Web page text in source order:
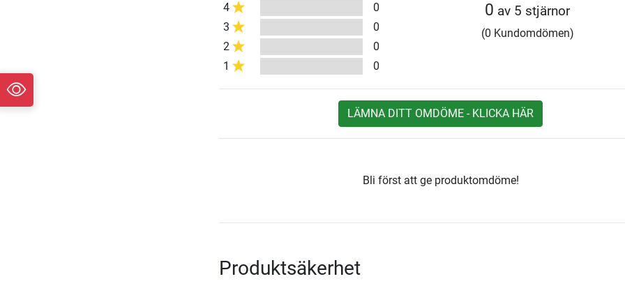
4
0
3
0
2
0
1
0
0 av 5 stjärnor
(0 Kundomdömen)
LÄMNA DITT OMDÖME - KLICKA HÄR
Bli först att ge produktomdöme!
Produktsäkerhet